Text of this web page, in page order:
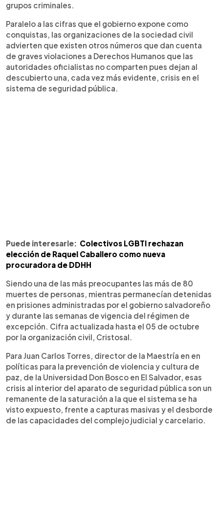
grupos criminales.
Paralelo a las cifras que el gobierno expone como
conquistas, las organizaciones de la sociedad civil
advierten que existen otros números que dan cuenta
de graves violaciones a Derechos Humanos que las
autoridades oficialistas no comparten pues dejan al
descubierto una, cada vez más evidente, crisis en el
sistema de seguridad pública.
Puede interesarle: Colectivos LGBTI rechazan
elección de Raquel Caballero como nueva
procuradora de DDHH
Siendo una de las más preocupantes las más de 80
muertes de personas, mientras permanecían detenidas
en prisiones administradas por el gobierno salvadoreño
y durante las semanas de vigencia del régimen de
excepción. Cifra actualizada hasta el 05 de octubre
por la organización civil, Cristosal.
Para Juan Carlos Torres, director de la Maestría en en
políticas para la prevención de violencia y cultura de
paz, de la Universidad Don Bosco en El Salvador, esas
crisis al interior del aparato de seguridad pública son un
remanente de la saturación a la que el sistema se ha
visto expuesto, frente a capturas masivas y el desborde
de las capacidades del complejo judicial y carcelario.